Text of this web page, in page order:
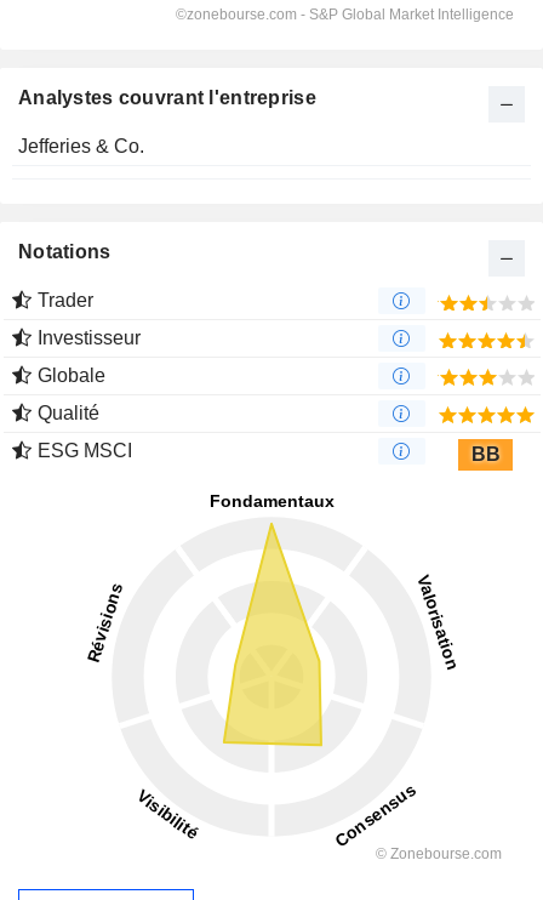
Analystes couvrant l'entreprise
Jefferies & Co.
Notations
Trader
Investisseur
Globale
Qualité
ESG MSCI
BB